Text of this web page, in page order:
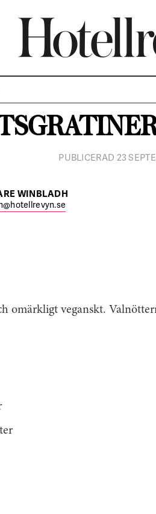
PUBLICERAD 23
WINBLADH
omärkligt veganskt.